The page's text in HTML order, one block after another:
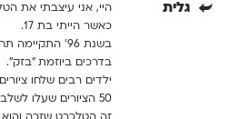
גלית
היי, אני עיצבתי את
כאשר הייתי בת 17.
בשנת 96'
בדרכים ביוזמת "בזק".
ילדים רבים שלחו
50 הציורים שעלו לשלב הגמר.